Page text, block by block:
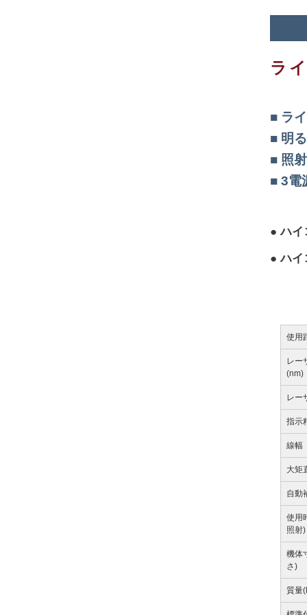
ラ
ラ
明
照
3電
ハイ
ハイ
使用
レー
(nm)
レー
指示
線幅
大矩
自動
使用
照射)
機体
さ)
質量